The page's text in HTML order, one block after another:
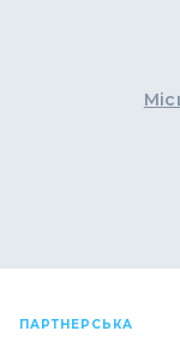
ПАРТНЕРСЬКА